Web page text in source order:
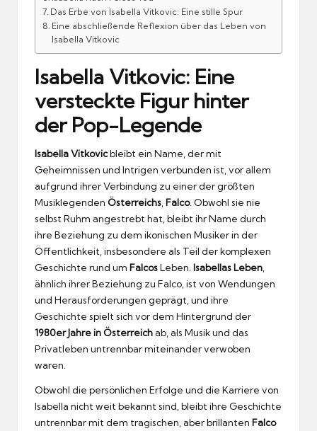
Das Erbe von Isabella Vitkovic: Eine stille Spur
Eine abschließende Reflexion über das Leben von
Isabella Vitkovic
Isabella Vitkovic: Eine
versteckte Figur hinter
der Pop-Legende
Isabella Vitkovicbleibt ein Name, der mit
Geheimnissen und Intrigen verbunden ist, vor allem
aufgrund ihrer Verbindung zu einer der größten
Musiklegenden Österreichs Falco. Obwohl sie nie
selbst Ruhm angestrebt hat, bleibt ihr Name durch
ihre Beziehung zu dem ikonischen Musiker in der
Öffentlichkeit, insbesondere als Teil der komplexen
Geschichte rund um FalcosLeben. Isabellas Leben
ähnlich ihrer Beziehung zu Falco, ist von Wendungen
und Herausforderungen geprägt, und ihre
Geschichte spielt sich vor dem Hintergrund der
1980er Jahre in Österreichab, als Musik und das
Privatleben untrennbar miteinander verwoben
waren.
Obwohl die persönlichen Erfolge und die Karriere von
Isabella nicht weit bekannt sind, bleibt ihre Geschichte
untrennbar mit dem tragischen, aber brillanten Falco